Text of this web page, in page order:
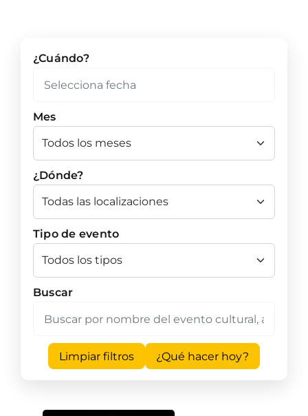
¿Cuándo?
Mes
¿Dónde?
Tipo de evento
Buscar
Limpiar filtros ¿Qué hacer hoy?